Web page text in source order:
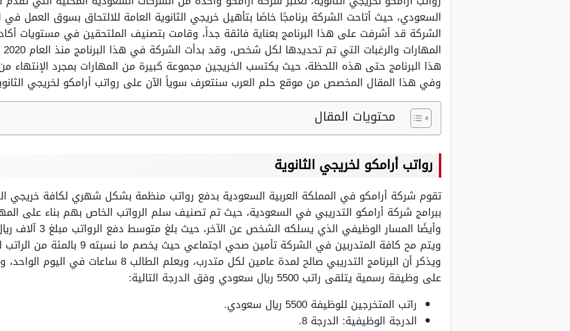
السعودي، حيث أتاحت الشركة برنامجًا خاصًا بتأهيل خريجي الثانوية العامة للالتحاق بسوق العمل
الشركة قد أشرفت على هذا البرنامج بعناية فائقة جداً، وقامت بتصنيف الملتحقين في مستويات
هذا البرنامج حتى هذه اللحظة، حيث يكتسب الخريجين مجموعة كبيرة من المهارات بمجرد الإنتهاء من
وفي هذا المقال المخصص من موقع حلم العرب سنتعرف سوياً الآن على رواتب أرامكو لخريجي
محتويات المقال
رواتب أرامكو لخريجي الثانوية
تقوم شركة أرامكو في المملكة العربية السعودية بدفع رواتب منظمة بشكل شهري لكافة خريجي
ببرامج شركة أرامكو التدريبي في السعودية، حيث تم تصنيف سلم الرواتب الخاص بهم بناء على
وأيضًا المسار الوظيفي
ويتم مح كافة المتدربين في الشركة تأمين صحي
ويذكر أن البرنامج التدريبي صالح لمدة عامين لكل متدرب،
على وظيفة رسمية يتلقى راتب 5500 ريال سعودي وفق الدرجة التالية:
راتب المتخرجين للوظيفة 5500 ريال سعودي.
الدرجة الوظيفية: الدرجة 8.